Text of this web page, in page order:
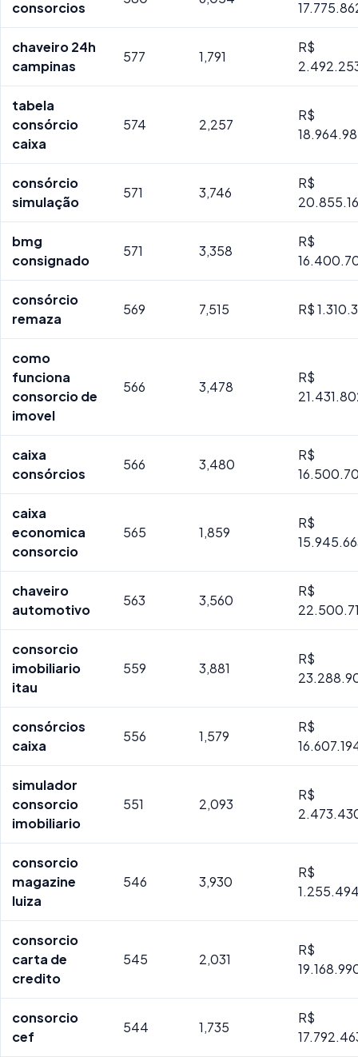
consorcios
chaveiro 24h
campinas
577 1,791
R$
tabela
consórcio
caixa
574 2,257
R$
consórcio
simulação
571 3,746
R$
bmg
consignado
571 3,358
R$
consórcio
remaza
569 7,515 R$
como
funciona
consorcio de
imovel
566 3,478
R$
caixa
consórcios
566 3,480
R$
caixa
economica
consorcio
565 1,859
R$
chaveiro
automotivo
563 3,560
R$
consorcio
imobiliario
itau
559 3,881
R$
consórcios
caixa
556 1,579
R$
simulador
consorcio
imobiliario
551 2,093
R$
consorcio
magazine
luiza
546 3,930
R$
consorcio
carta de
credito
545 2,031
R$
consorcio
cef
544 1,735
R$